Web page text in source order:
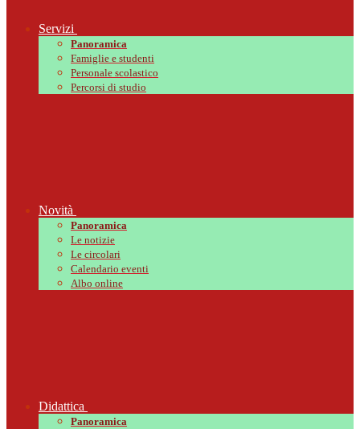
Servizi
Panoramica
Famiglie e studenti
Personale scolastico
Percorsi di studio
Novità
Panoramica
Le notizie
Le circolari
Calendario eventi
Albo online
Didattica
Panoramica